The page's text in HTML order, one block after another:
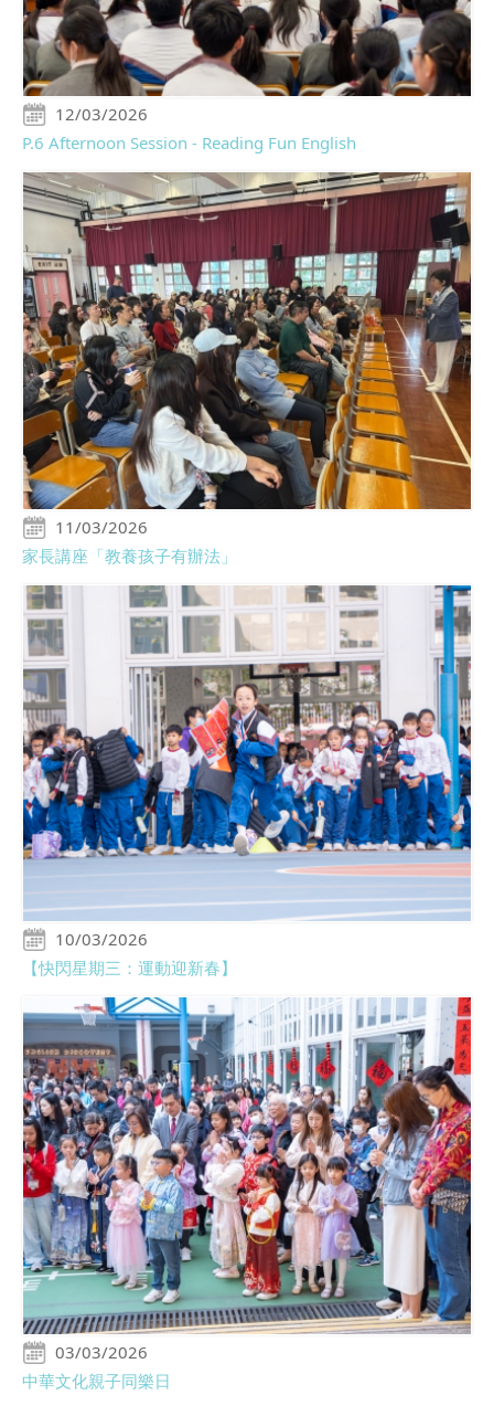
12/03/2026
P.6 Afternoon Session - Reading Fun English
11/03/2026
家長講座「教養孩子有辦法」
10/03/2026
【快閃星期三：運動迎新春】
03/03/2026
中華文化親子同樂日